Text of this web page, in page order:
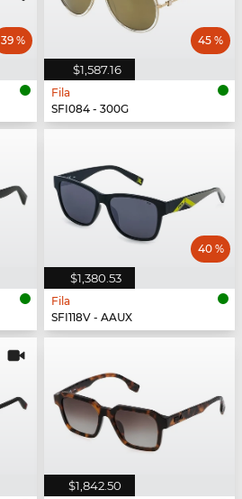
39 %
$1,587.16
45 %
Fila
SFI084 - 300G
$1,380.53
40 %
Fila
SFI118V - AAUX
$1,842.50